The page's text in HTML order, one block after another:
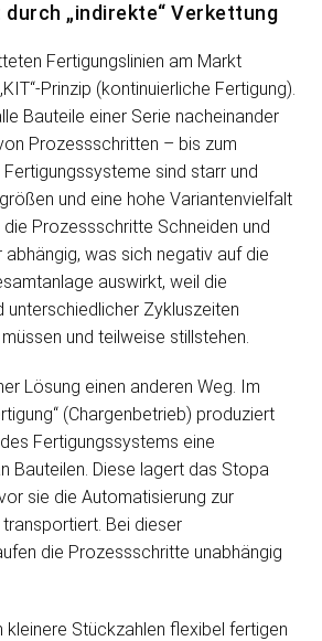
„indirekte“ Verkettung
Fertigungslinien am Markt
Prinzip (kontinuierliche Fertigung).
Bauteile einer Serie nacheinander
Prozessschritten – bis zum
sind starr und
und eine hohe Variantenvielfalt
Prozessschritte Schneiden und
abhängig, was sich negativ auf die
auswirkt, weil die
unterschiedlicher Zykluszeiten
und teilweise stillstehen.
Lösung einen anderen Weg. Im
(Chargenbetrieb) produziert
Fertigungssystems eine
Bauteilen. Diese lagert das Stopa
sie die Automatisierung zur
Bei dieser
die Prozessschritte unabhängig
kleinere Stückzahlen flexibel fertigen